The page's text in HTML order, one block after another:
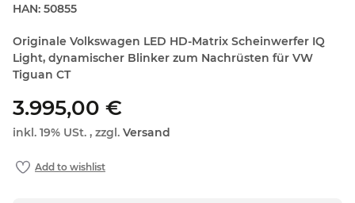
HAN: 50855
Originale Volkswagen LED HD-Matrix Scheinwerfer IQ
Light, dynamischer Blinker zum Nachrüsten für VW
Tiguan CT
3.995,00 €
inkl. 19% USt. , zzgl. Versand